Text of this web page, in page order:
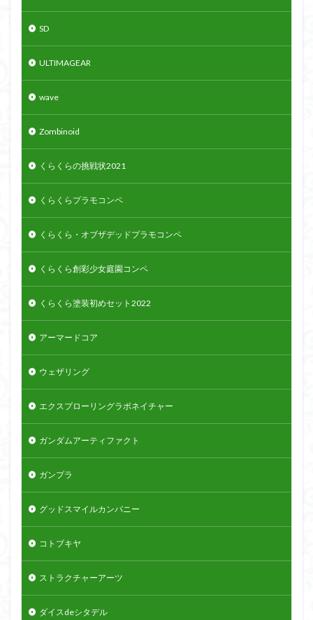
SD
ULTIMAGEAR
wave
Zombinoid
くらくらの挑戦状2021
くらくらプラモコンペ
くらくら・オブザデッドプラモコンペ
くらくら創彩少女庭園コンペ
くらくら塗装初めセット2022
アーマードコア
ウェザリング
エクスプローリングラボネイチャー
ガンダムアーティファクト
ガンプラ
グッドスマイルカンパニー
コトブキヤ
ストラクチャーアーツ
ダイスdeシタデル